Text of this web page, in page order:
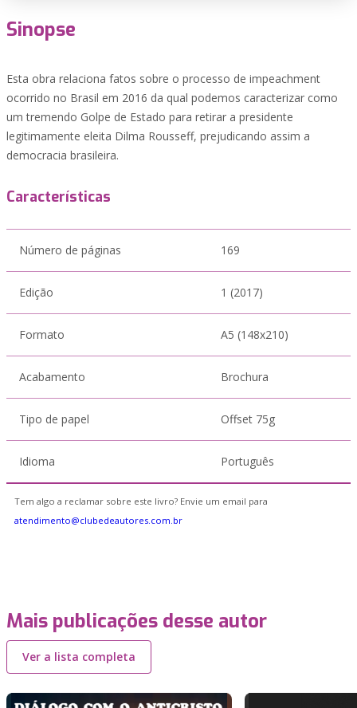
Sinopse
Esta obra relaciona fatos sobre o processo de impeachment
ocorrido no Brasil em 2016 da qual podemos caracterizar como
um tremendo Golpe de Estado para retirar a presidente
legitimamente eleita Dilma Rousseff, prejudicando assim a
democracia brasileira.
Características
Número de páginas 169
Edição 1 (2017)
Formato A5 (148x210)
Acabamento Brochura
Tipo de papel Offset 75g
Idioma Português
Tem algo a reclamar sobre este livro? Envie um email para
atendimento@clubedeautores.com.br
Mais publicações desse autor
Ver a lista completa